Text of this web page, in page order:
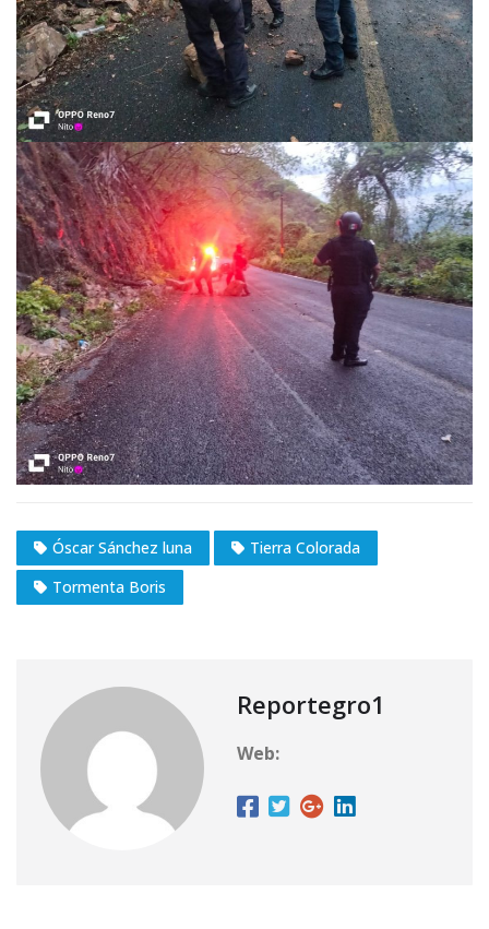
Óscar Sánchez luna
Tierra Colorada
Tormenta Boris
Reportegro1
Web: